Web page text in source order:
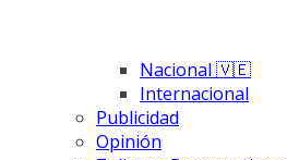
Nacional 🇻🇪
Internacional
Publicidad
Opinión